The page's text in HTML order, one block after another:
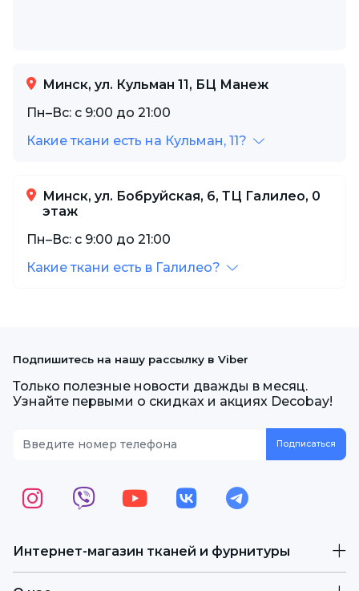
Минск, ул. Кульман 11, БЦ Манеж
Пн–Вс: с 9:00 до 21:00
Какие ткани есть на Кульман, 11?
Минск, ул. Бобруйская, 6, ТЦ Галилео, 0
этаж
Пн–Вс: с 9:00 до 21:00
Какие ткани есть в Галилео?
Интернет-магазин тканей и фурнитуры
Подпишитесь на нашу рассылку в Viber
Только полезные новости дважды в месяц.
Узнайте первыми о скидках и акциях Decobay!